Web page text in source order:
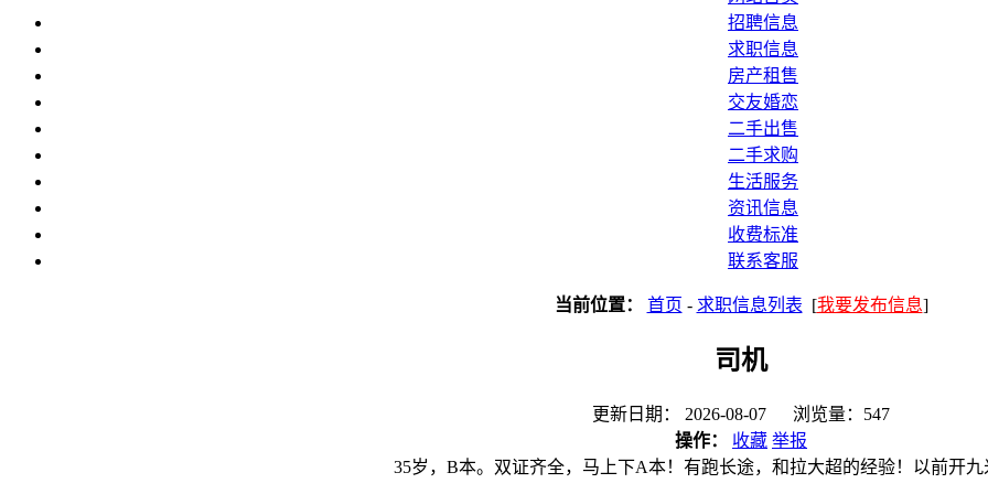
招聘信息
求职信息
房产租售
交友婚恋
二手出售
二手求购
生活服务
资讯信息
收费标准
联系客服
当前位置： 首页 - 求职信息列表 [我要发布信息]
司机
更新日期： 2026-08-07 浏览量：547
操作：
收藏 举报
35岁，B本。双证齐全，马上下A本！有跑长途，和拉大超的经验！以前开九